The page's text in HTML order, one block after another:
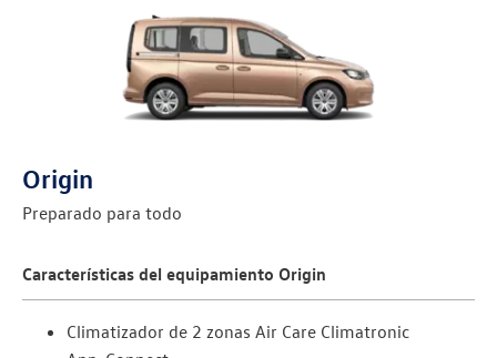
Origin
Preparado para todo
Características del equipamiento Origin
Climatizador de 2 zonas Air Care Climatronic